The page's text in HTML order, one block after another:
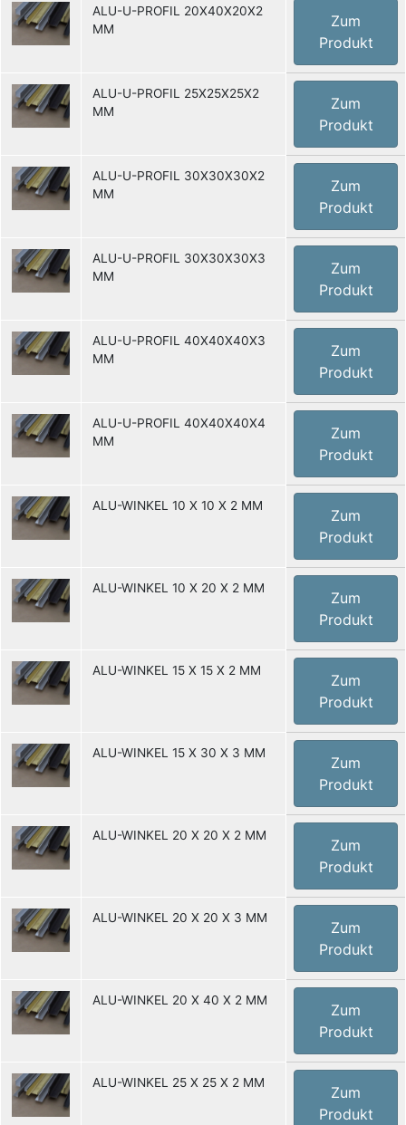
ALU-U-PROFIL 20X40X20X2
MM
Zum
Produkt
ALU-U-PROFIL 25X25X25X2
MM
Zum
Produkt
ALU-U-PROFIL 30X30X30X2
MM
Zum
Produkt
ALU-U-PROFIL 30X30X30X3
MM
Zum
Produkt
ALU-U-PROFIL 40X40X40X3
MM
Zum
Produkt
ALU-U-PROFIL 40X40X40X4
MM
Zum
Produkt
ALU-WINKEL 10 X 10 X 2 MM
Zum
Produkt
ALU-WINKEL 10 X 20 X 2 MM
Zum
Produkt
ALU-WINKEL 15 X 15 X 2 MM
Zum
Produkt
ALU-WINKEL 15 X 30 X 3 MM
Zum
Produkt
ALU-WINKEL 20 X 20 X 2 MM
Zum
Produkt
ALU-WINKEL 20 X 20 X 3 MM
Zum
Produkt
ALU-WINKEL 20 X 40 X 2 MM
Zum
Produkt
ALU-WINKEL 25 X 25 X 2 MM
Zum
Produkt